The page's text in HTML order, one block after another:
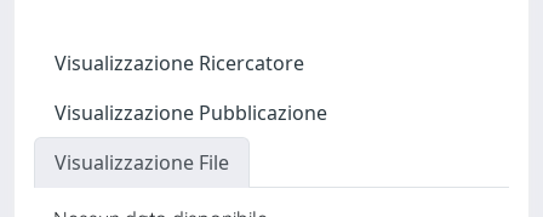
Visualizzazione Ricercatore
Visualizzazione Pubblicazione
Visualizzazione File